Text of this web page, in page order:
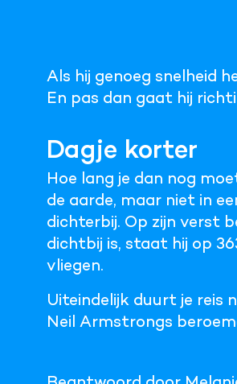
Als hij genoeg snelheid
En pas dan gaat hij
Dagje korter
Hoe lang je dan nog
de aarde, maar niet in
dichterbij. Op zijn verst
dichtbij is, staat hij op
vliegen.
Uiteindelijk duurt je reis
Neil Armstrongs